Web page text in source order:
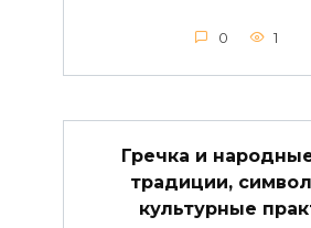
0 1
Гречка и
традиции,
культурные